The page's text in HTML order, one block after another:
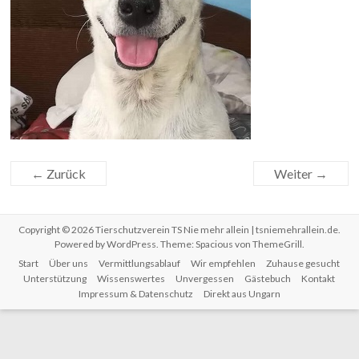
← Zurück Weiter →
Copyright © 2026Tierschutzverein TS Nie mehr allein | tsniemehrallein.de.
Powered byWordPress. Theme: Spacious von ThemeGrill.
Start
Über uns Vermittlungsablauf Wir empfehlen
Zuhause gesucht
Unterstützung
Wissenswertes Unvergessen Gästebuch
Kontakt
Impressum & Datenschutz
Direkt aus Ungarn